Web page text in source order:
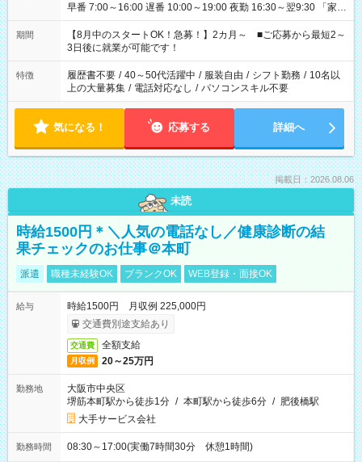
早番 7:00～16:00 遅番 10:00～19:00 夜勤 16:30～翌9:30 「家族
と休みを合わせたい」 「余裕を持って夕飯の準備がしたい」
「できれば残業はしたくない」 など、ご希望を教えてください
ね。 ※Wワーク希望の方へ 今ご覧のお仕事で希望する勤務時間
と、もう1つのお仕事の勤務時間。 合計で週40時間を超える場
合は応募できません。
期間
【8月中のスタートOK！急募！】2カ月～ ■ご応募から最短2～
3日後に就業が可能です！
特徴 履歴書不要 / 40～50代活躍中 / 服装自由 / シフト勤務 / 10名以
上の大量募集 / 電話対応なし / パソコンスキル不要
気になる！ 応募する 詳細へ
掲載日：2026.08.06
未読
時給1500円＊＼人気の電話なし／健康診断の結
果チェックのお仕事＠本町
派遣 職種未経験OK ブランクOK WEB登録・面接OK
給与
時給1500円 月収例 225,000円
交通費別途支給あり
交通費 全額支給
月収例 20～25万円
勤務地
大阪市中央区
堺筋本町駅から徒歩1分 / 本町駅から徒歩6分 / 肥後橋駅
大手サービス会社
勤務時間 08:30～17:00(実働7時間30分 休憩1時間)